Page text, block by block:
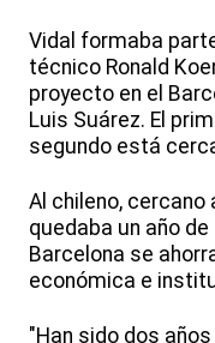
Vidal formaba
técnico Ronald
proyecto en el
Luis Suárez. El
segundo está
Al chileno, cercano
quedaba un año
Barcelona se
económica e
"Han sido dos